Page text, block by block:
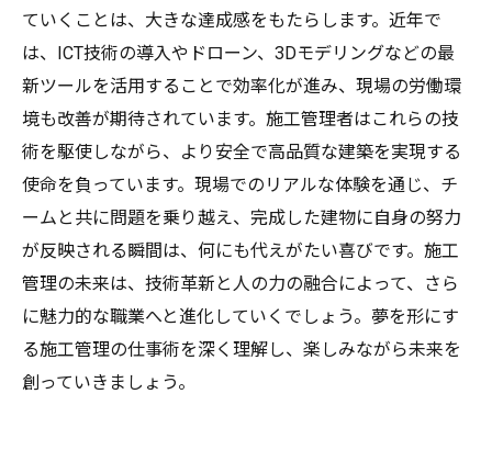
ていくことは、大きな達成感をもたらします。近年で
は、ICT技術の導入やドローン、3Dモデリングなどの最
新ツールを活用することで効率化が進み、現場の労働環
境も改善が期待されています。施工管理者はこれらの技
術を駆使しながら、より安全で高品質な建築を実現する
使命を負っています。現場でのリアルな体験を通じ、チ
ームと共に問題を乗り越え、完成した建物に自身の努力
が反映される瞬間は、何にも代えがたい喜びです。施工
管理の未来は、技術革新と人の力の融合によって、さら
に魅力的な職業へと進化していくでしょう。夢を形にす
る施工管理の仕事術を深く理解し、楽しみながら未来を
創っていきましょう。